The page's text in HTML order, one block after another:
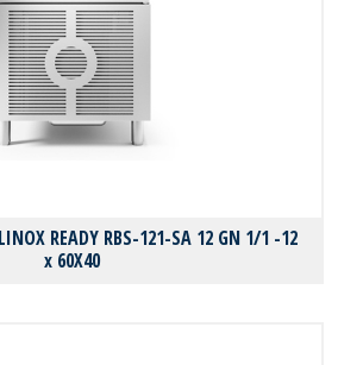
READY RBS-121-SA 12 GN 1/1 -12
x 60X40